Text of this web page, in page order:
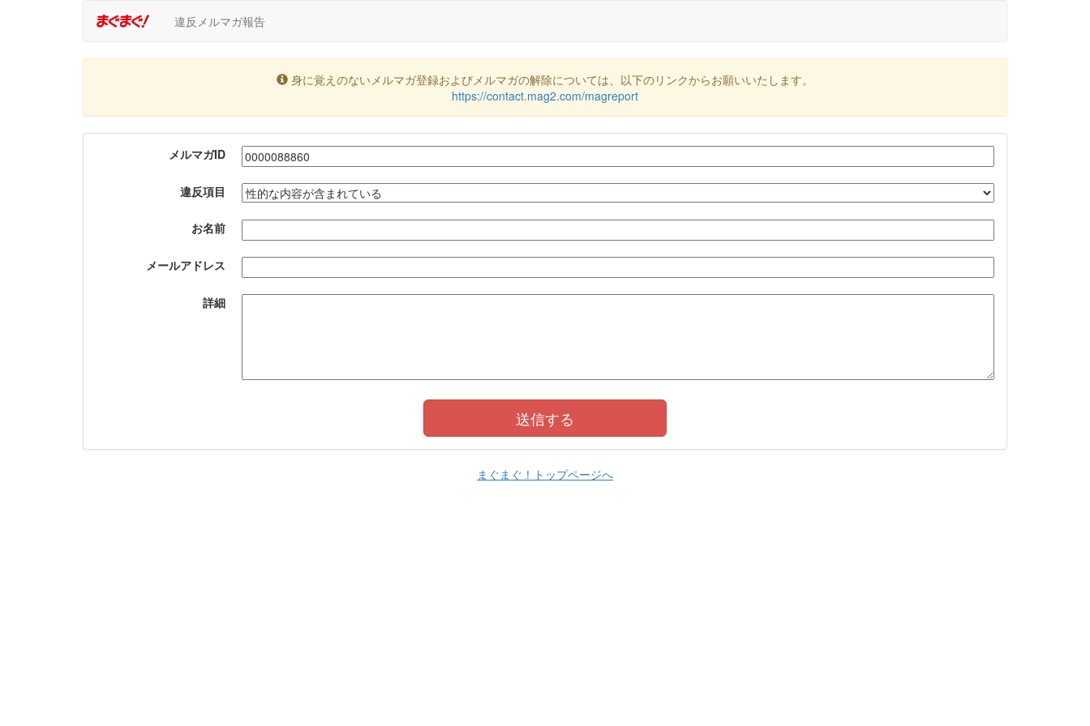
違反メルマガ報告
身に覚えのないメルマガ登録およびメルマガの解除については、以下のリンクからお願いいたします。
https://contact.mag2.com/magreport
メルマガID
違反項目
お名前
メールアドレス
詳細
まぐまぐ！トップページへ